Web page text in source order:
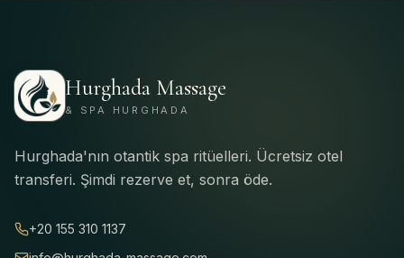
Hurghada Massage
& SPA HURGHADA
Hurghada'nın otantik spa ritüelleri. Ücretsiz otel
transferi. Şimdi rezerve et, sonra öde.
+20 155 310 1137